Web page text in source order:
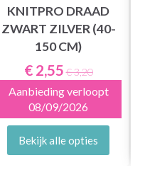
KNITPRO DRAAD
ZWART ZILVER (40-
150 CM)
€ 2,55 € 3,20
Aanbieding verloopt
08/09/2026
Bekijk alle opties